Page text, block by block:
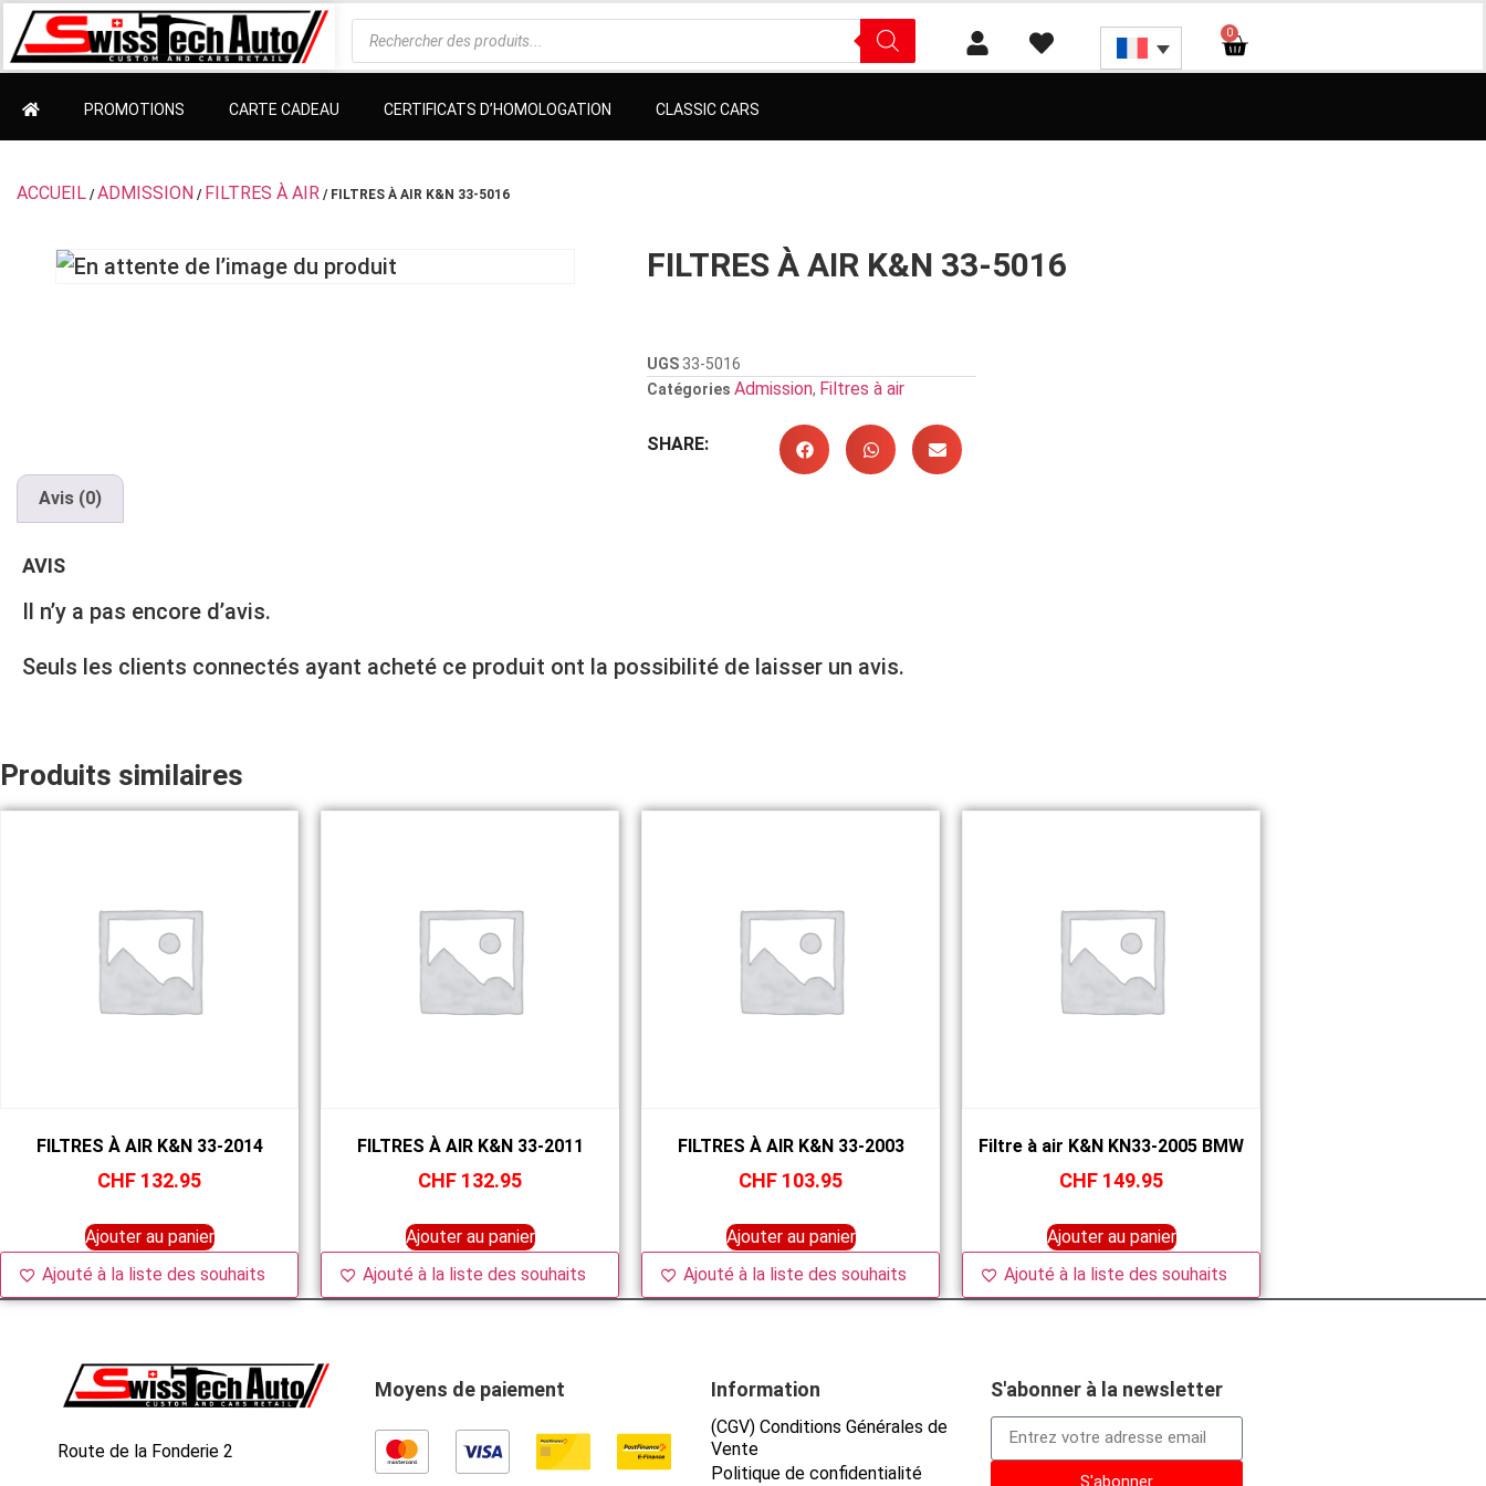
0
PROMOTIONS CARTE CADEAU CERTIFICATS D’HOMOLOGATION CLASSIC CARS
ACCUEIL /ADMISSION / FILTRES À AIR / FILTRES À AIR K&N 33-5016
FILTRES À AIR K&N 33-5016
UGS 33-5016
Catégories Admission, Filtres à air
SHARE:
Avis (0)
AVIS
Il n’y a pas encore d’avis.
Seuls les clients connectés ayant acheté ce produit ont la possibilité de laisser un avis.
Produits similaires
FILTRES À AIR K&N 33-2014
CHF 132.95
Ajouter au panier
Ajouté à la liste des souhaits
FILTRES À AIR K&N 33-2011
CHF 132.95
Ajouter au panier
Ajouté à la liste des souhaits
FILTRES À AIR K&N 33-2003
CHF 103.95
Ajouter au panier
Ajouté à la liste des souhaits
Filtre à air K&N KN33-2005 BMW
CHF 149.95
Ajouter au panier
Ajouté à la liste des souhaits
Route de la Fonderie 2
Moyens de paiement Information
(CGV) Conditions Générales de
Vente
Politique de confidentialité
S'abonner à la newsletter